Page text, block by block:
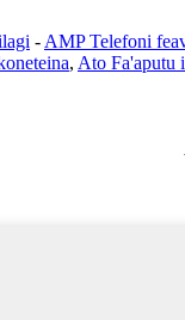
- AMP Telefoni
, Ato Fa'aputu